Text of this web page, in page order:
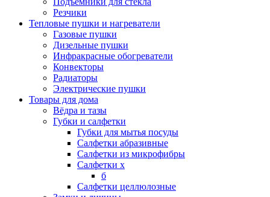
Резчики
Тепловые пушки и нагреватели
Газовые пушки
Дизельные пушки
Инфракрасные обогреватели
Конвекторы
Радиаторы
Электрические пушки
Товары для дома
Вёдра и тазы
Губки и салфетки
Губки для мытья посуды
Салфетки абразивные
Салфетки из микрофибры
Салфетки х
б
Салфетки целлюлозные